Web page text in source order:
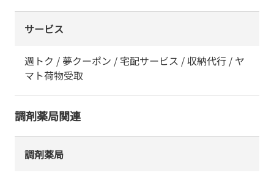
サービス
週トク / 夢クーポン / 宅配サービス / 収納代行 / ヤ
マト荷物受取
調剤薬局関連
調剤薬局